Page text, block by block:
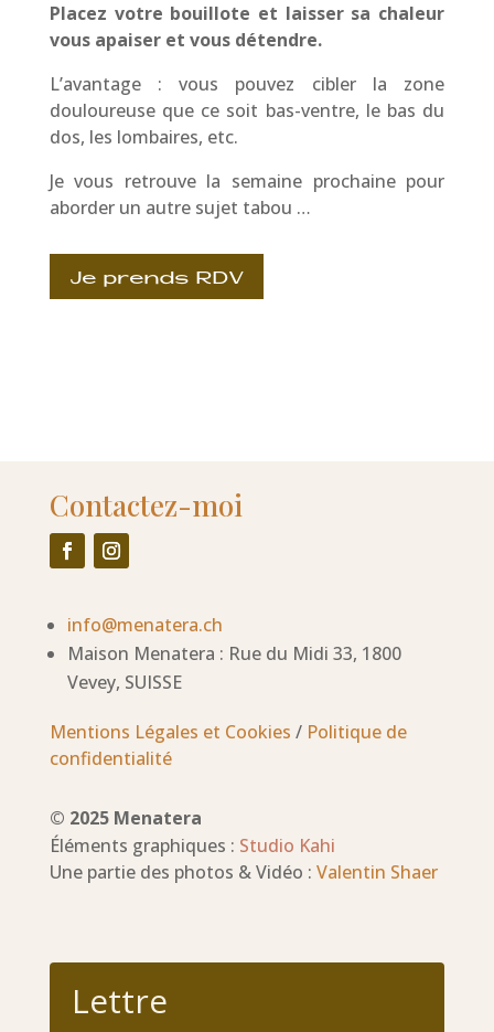
Placez votre bouillote et laisser sa chaleur
vous apaiser et vous détendre.
L’avantage : vous pouvez cibler la zone
douloureuse que ce soit bas-ventre, le bas du
dos, les lombaires, etc.
Je vous retrouve la semaine prochaine pour
aborder un autre sujet tabou …
Je prends RDV
Contactez-moi
info@menatera.ch
Maison Menatera : Rue du Midi 33, 1800
Vevey, SUISSE
Mentions Légales et Cookies / Politique de
confidentialité
© 2025 Menatera
Éléments graphiques : Studio Kahi
Une partie des photos & Vidéo : Valentin Shaer
Lettre